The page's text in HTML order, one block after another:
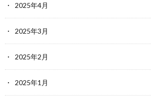
2025年4月
2025年3月
2025年2月
2025年1月